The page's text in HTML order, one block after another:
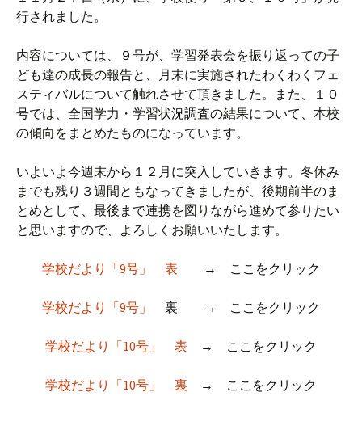
行されました。
内容については、９号が、学習発表会を振り返っての子
ども達の成長の報告と、月末に実施されたわくわくフェ
スティバルについて触れさせて頂きました。また、１０
号では、全国学力・学習状況調査の結果について、本校
の傾向をまとめたものになっています。
いよいよ今週末から１２月に突入していきます。冬休み
までも残り３週間ともなってきましたが、後期前半のま
とめとして、最後まで連携を図りながら進めて参りたい
と思いますので、よろしくお願いいたします。
学校だより「9号」 表 → ここをクリック
学校だより「9号」 裏 → ここをクリック
学校だより「10号」 表 → ここをクリック
学校だより「10号」 裏 → ここをクリック